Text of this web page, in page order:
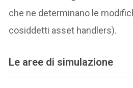
che ne determinano le
cosiddetti asset handlers).
Le aree di simulazione